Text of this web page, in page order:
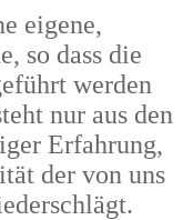
eigene,
so dass die
werden
nur aus den
Erfahrung,
der von uns